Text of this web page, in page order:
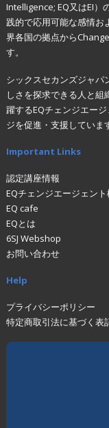
Intelligence; EQ又はEI）
践的で応用可能な感情お
界各国の拠点から
す。
シックスセカンズジャパ
しさを探求できる人と
躍するEQチェンジエー
ジを促進・支援していま
Important Links
認定講座情報
EQチェンジエージェン
EQ cafe
EQとは
6SJ Webshop
お問い合わせ
Help
プライバシーポリシー
特定商取引法に基づく表